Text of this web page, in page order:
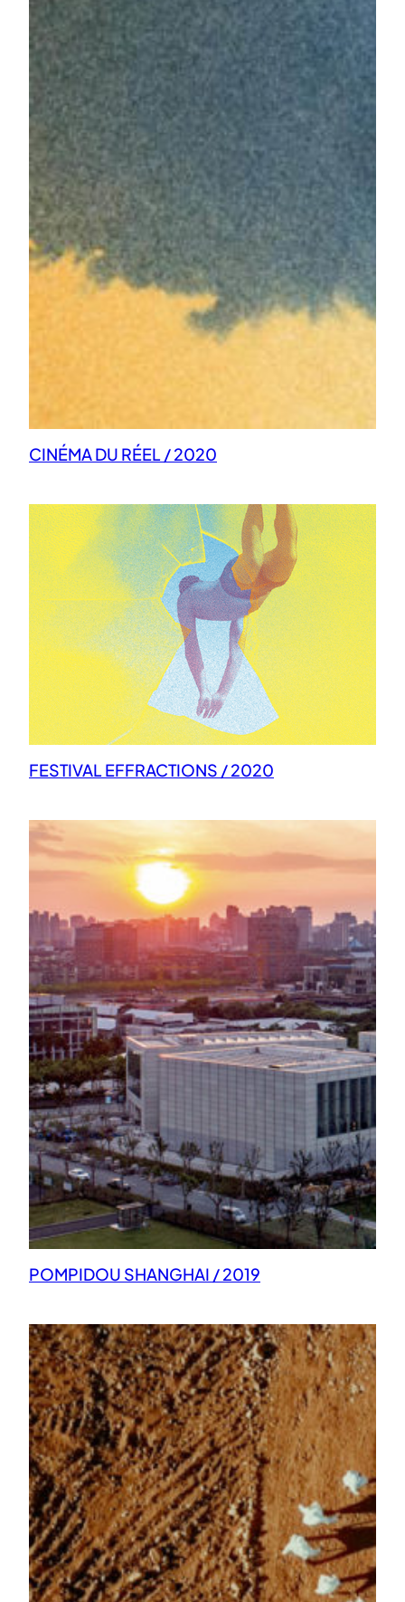
CINÉMA DU RÉEL / 2020
FESTIVAL EFFRACTIONS / 2020
POMPIDOU SHANGHAI / 2019